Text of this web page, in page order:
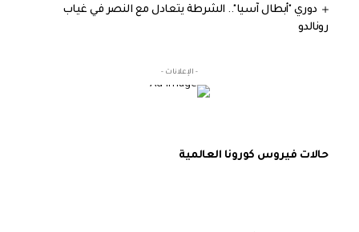
دوري "أبطال آسيا".. الشرطة يتعادل مع النصر في غياب
رونالدو
- الإعلانات -
حالات فيروس كورونا العالمية